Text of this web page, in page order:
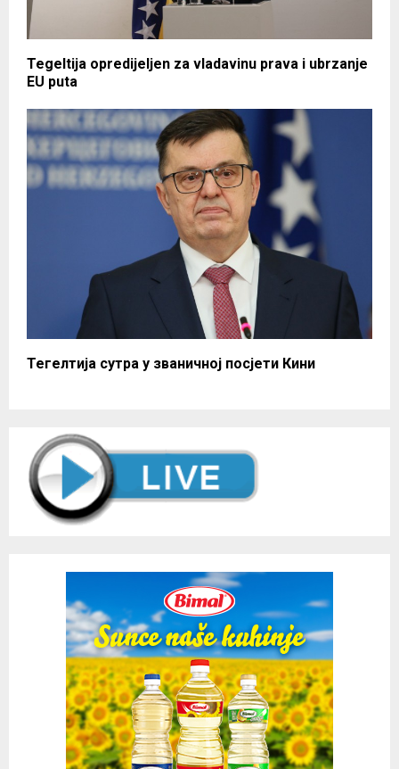
Tegeltija opredijeljen za vladavinu prava i ubrzanje
EU puta
Тегелтија сутра у званичној посјети Кини